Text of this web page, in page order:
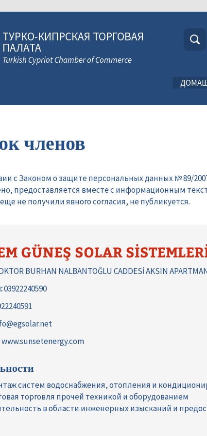
ТУРКО-КИПРСКАЯ ТОРГОВАЯ
ПАЛАТА
Turkish Cypriot Chamber of Commerce
членов
с Законом о защите персональных данных № 89/
предоставляется вместе с информационным
не получили явного согласия, не публикуется.
GÜNEŞ SOLAR
BURHAN NALBANTOĞLU CADDESİ AKSIN
03922240590
www.sunsetenergy.com
систем водоснабжения, отопления и
торговля прочей техникой и оборудованием
в области инженерных изысканий и